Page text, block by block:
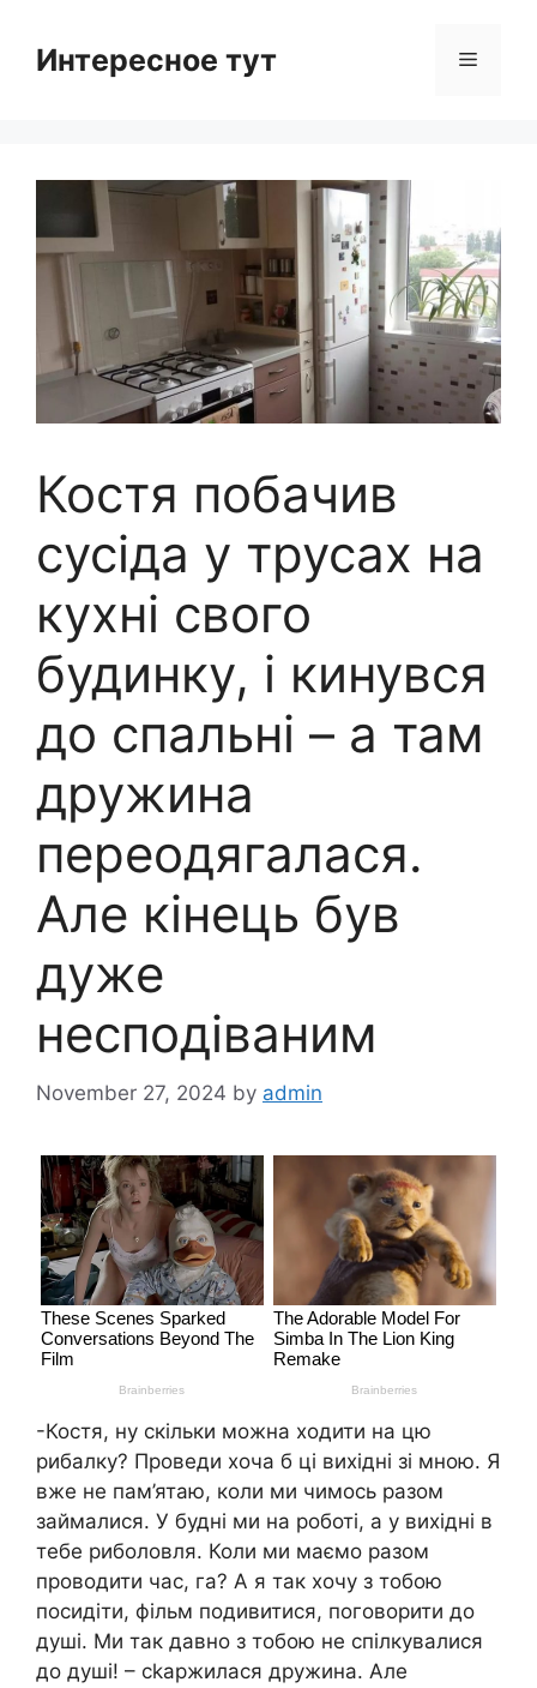
contentИнтересное тут Menu
Костя побачив
сусіда у трусах на
кухні свого
будинку, і кинувся
до спальні – а там
дружина
переодягалася.
Але кінець був
дуже
несподіваним
November 27, 2024 by admin
-Костя, ну скільки можна ходити на цю
рибалку? Проведи хоча б ці вихідні зі мною. Я
вже не пам’ятаю, коли ми чимось разом
займалися. У будні ми на роботі, а у вихідні в
тебе риболовля. Коли ми маємо разом
проводити час, га? А я так хочу з тобою
посидіти, фільм подивитися, поговорити до
душі. Ми так давно з тобою не спілкувалися
до душі! – сkаржилася дружина. Але